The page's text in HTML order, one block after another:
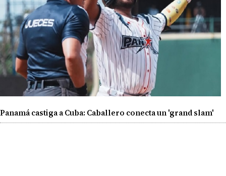
Panamá castiga a Cuba: Caballero conecta un 'grand slam'